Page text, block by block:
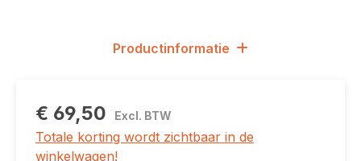
Productinformatie
€ 69,50 Excl. BTW
Totale korting wordt zichtbaar in de
winkelwagen!